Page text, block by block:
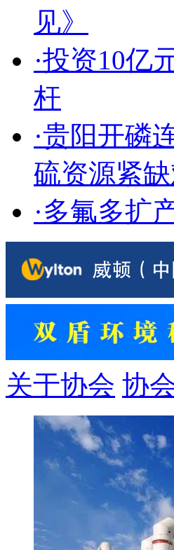
见》
·投资10亿
杆
·贵阳开磷
硫资源紧
·多氟多扩
关于协会 协